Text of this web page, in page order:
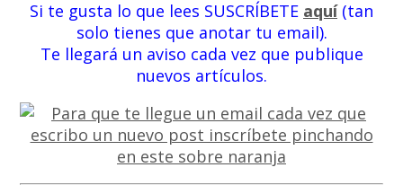
Si te gusta lo que lees SUSCRÍBETE aquí(tan
solo tienes que anotar tu email).
Te llegará un aviso cada vez que publique
nuevos artículos.